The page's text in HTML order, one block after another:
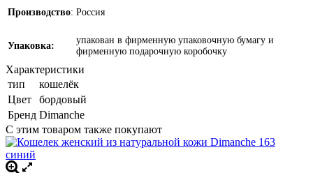
Производство: Россия
Упаковка:
упакован в фирменную упаковочную бумагу и
фирменную подарочную коробочку
Характеристики
тип
кошелёк
Цвет
бордовый
Бренд Dimanche
С этим товаром также покупают